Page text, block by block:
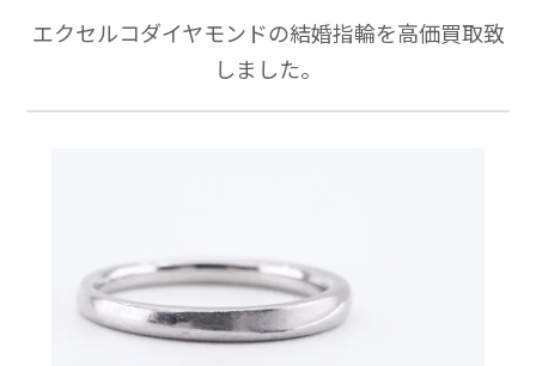
エクセルコダイヤモンドの結婚指輪を高価買取致
しました。